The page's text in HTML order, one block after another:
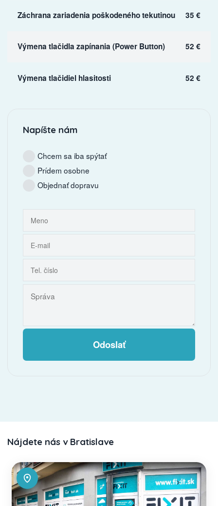
Záchrana zariadenia poškodeného tekutinou 35 €
Výmena tlačidla zapínania (Power Button) 52 €
Výmena tlačidiel hlasitosti 52 €
Napíšte nám
Chcem sa iba spýtať
Prídem osobne
Objednať dopravu
Odoslať
Nájdete nás v Bratislave